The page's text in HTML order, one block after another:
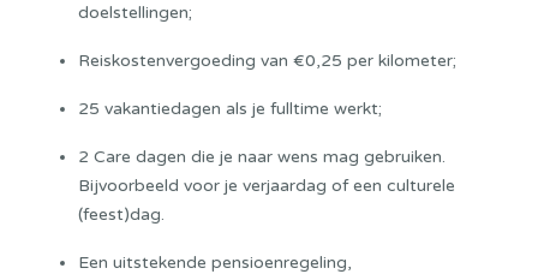
doelstellingen;
Reiskostenvergoeding van €0,25 per kilometer;
25 vakantiedagen als je fulltime werkt;
2 Care dagen die je naar wens mag gebruiken.
Bijvoorbeeld voor je verjaardag of een culturele
(feest)dag.
Een uitstekende pensioenregeling,